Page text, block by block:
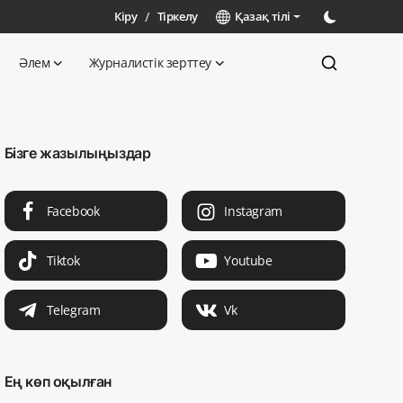
Кіру / Тіркелу Қазақ тілі
Әлем Журналистік зерттеу
Бізге жазылыңыздар
Facebook Instagram
Tiktok Youtube
Telegram Vk
Ең көп оқылған